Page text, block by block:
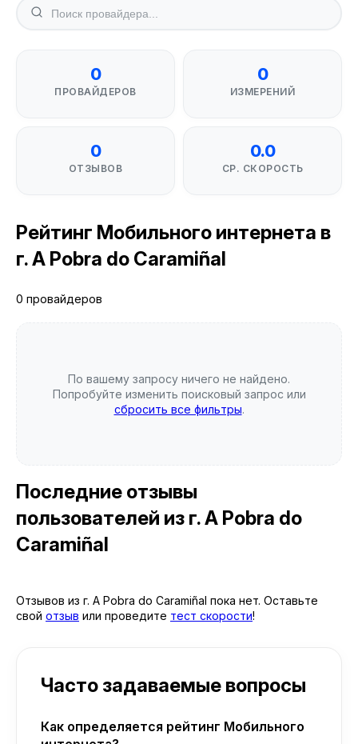
0
ПРОВАЙДЕРОВ
0
ИЗМЕРЕНИЙ
0
ОТЗЫВОВ
0.0
СР. СКОРОСТЬ
Рейтинг Мобильного интернета в
г. A Pobra do Caramiñal
0 провайдеров
По вашему запросу ничего не найдено.
Попробуйте изменить поисковый запрос или
сбросить все фильтры.
Последние отзывы
пользователей из г. A Pobra do
Caramiñal
Отзывов из г. A Pobra do Caramiñal пока нет. Оставьте
свой отзыв или проведите тест скорости!
Часто задаваемые вопросы
Как определяется рейтинг Мобильного